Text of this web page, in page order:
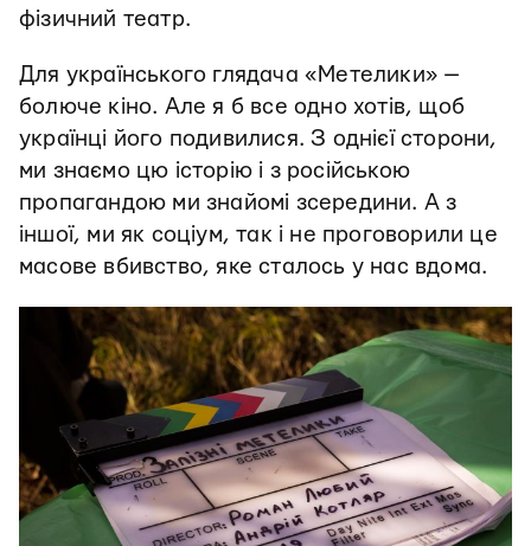
фізичний театр.
Для українського глядача «Метелики» —
болюче кіно. Але я б все одно хотів, щоб
українці його подивилися. З однієї сторони,
ми знаємо цю історію і з російською
пропагандою ми знайомі зсередини. А з
іншої, ми як соціум, так і не проговорили це
масове вбивство, яке сталось у нас вдома.